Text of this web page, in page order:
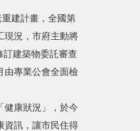
建計畫，全國第
現況，市府主動將
建築物委託審查
由專業公會全面檢
康狀況」，於今
資訊，讓市民住得